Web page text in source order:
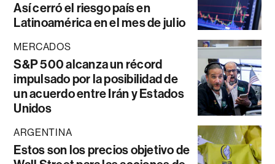
Así cerró el riesgo país en
Latinoamérica en el mes de julio
MERCADOS
S&P 500 alcanza un récord
impulsado por la posibilidad de
un acuerdo entre Irán y Estados
Unidos
ARGENTINA
Estos son los precios objetivo de